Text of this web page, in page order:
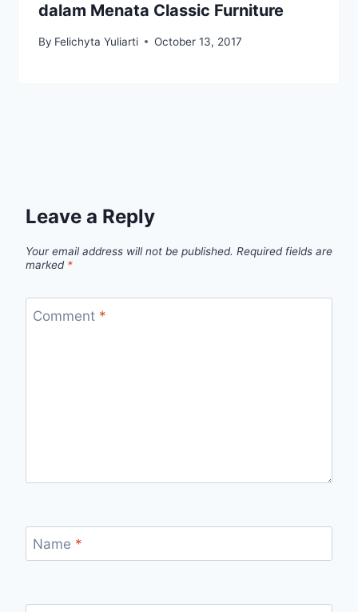
dalam Menata Classic Furniture
By Felichyta Yuliarti October 13, 2017
Leave a Reply
Your email address will not be published. Required fields are
marked *
Comment *
Name *